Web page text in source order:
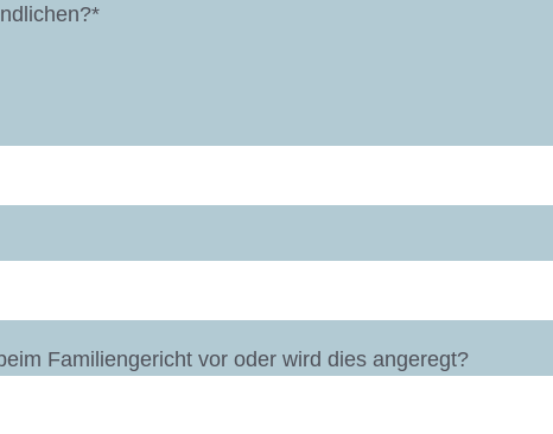
Familiengericht vor oder wird dies angeregt?